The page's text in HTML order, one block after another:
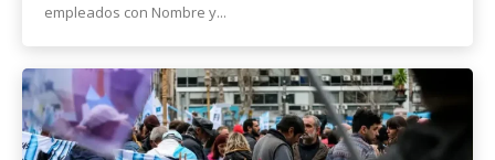
empleados con Nombre y...